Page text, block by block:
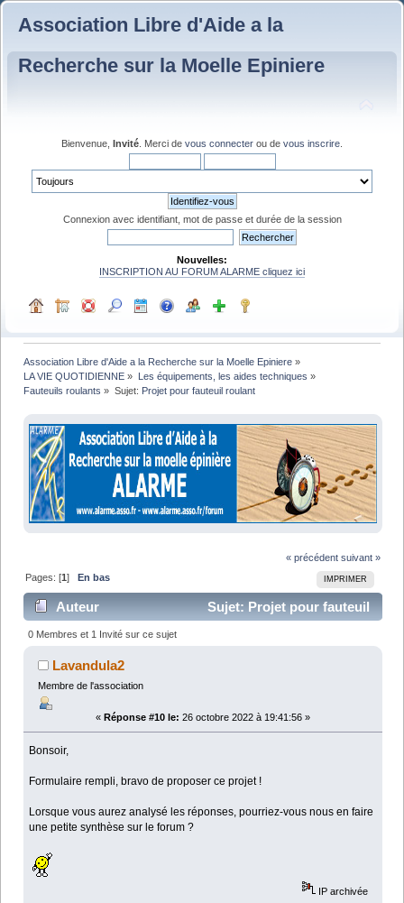
Association Libre d'Aide a la
Recherche sur la Moelle Epiniere
Bienvenue, Invité . Merci de vous connecter ou de vous inscrire
Connexion avec identifiant, mot de passe et durée de la session
Nouvelles:
INSCRIPTION AU FORUM ALARME cliquez ici
Association Libre d'Aide a la Recherche sur la Moelle Epiniere »
LA VIE QUOTIDIENNE » Les équipements, les aides techniques »
Fauteuils roulants » Sujet: Projet pour fauteuil roulant
« précédent suivant »
IMPRIMER
Pages: [1] En bas
Auteur
Sujet: Projet pour fauteuil
roulant (Lu 15889 fois)
0 Membres et 1 Invité sur ce sujet
Lavandula2
Membre de l'association
« Réponse #10 le: 26 octobre 2022 à 19:41:56 »
Bonsoir,
Formulaire rempli, bravo de proposer ce projet !
Lorsque vous aurez analysé les réponses, pourriez-vous nous en faire
une petite synthèse sur le forum ?
IP archivée